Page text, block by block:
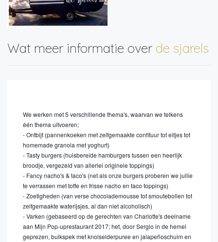
Wat meer informatie over de sjarels
We werken met 5 verschillende thema's, waarvan we telkens
één thema uitvoeren;
- Ontbijt (pannenkoeken met zelfgemaakte confituur tot eitjes tot
homemade granola met yoghurt)
- Tasty burgers (huisbereide hamburgers tussen een heerlijk
broodje, vergezeld van allerlei originele toppings)
- Fancy nacho's & taco's (net als onze burgers proberen we jullie
te verrassen met toffe en frisse nacho en taco toppings)
- Zoetigheden (van verse chocolademousse tot smoutebollen tot
zelfgemaakte waterijsjes, al dan niet alcoholisch)
- Varken (gebaseerd op de gerechten van Charlotte's deelname
aan Mijn Pop-uprestaurant 2017; het, door Sergio in de hemel
geprezen, buikspek met knolselderpuree en jalapeñoschuim en